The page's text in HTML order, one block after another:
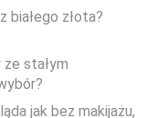
białego złota?
stałym
jak bez makijażu,